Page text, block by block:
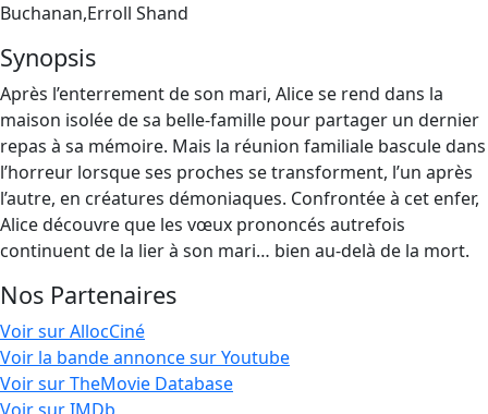
Buchanan,Erroll Shand
Synopsis
Après l’enterrement de son mari, Alice se rend dans la
maison isolée de sa belle-famille pour partager un dernier
repas à sa mémoire. Mais la réunion familiale bascule dans
l’horreur lorsque ses proches se transforment, l’un après
l’autre, en créatures démoniaques. Confrontée à cet enfer,
Alice découvre que les vœux prononcés autrefois
continuent de la lier à son mari… bien au-delà de la mort.
Nos Partenaires
Voir sur AllocCiné
Voir la bande annonce sur Youtube
Voir sur TheMovie Database